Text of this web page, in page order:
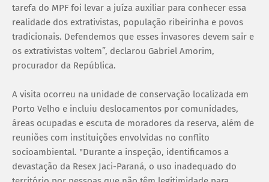
tarefa do MPF foi levar a juíza auxiliar para conhecer essa
realidade dos extrativistas, população ribeirinha e povos
tradicionais. Defendemos que esses invasores devem sair e
os extrativistas voltem”, declarou Gabriel Amorim,
procurador da República.
A visita ocorreu na unidade de conservação localizada em
Porto Velho e incluiu deslocamentos por comunidades,
áreas ocupadas e escuta de moradores da reserva, além de
reuniões com instituições envolvidas no conflito
socioambiental. "Durante a inspeção, identificamos a
devastação da Resex Jaci-Paraná, o uso inadequado do